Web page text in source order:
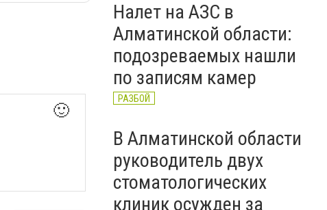
🙂
В Алатау планируют
реализовать пилотный
проект по производству
"зеленого" авиатоплива
НОВОСТИ КОМПАНИЙ
11:56
5 августа
Налет на АЗС в
Алматинской области:
подозреваемых нашли
по записям камер
РАЗБОЙ
В Алматинской области
руководитель двух
стоматологических
клиник осужден за